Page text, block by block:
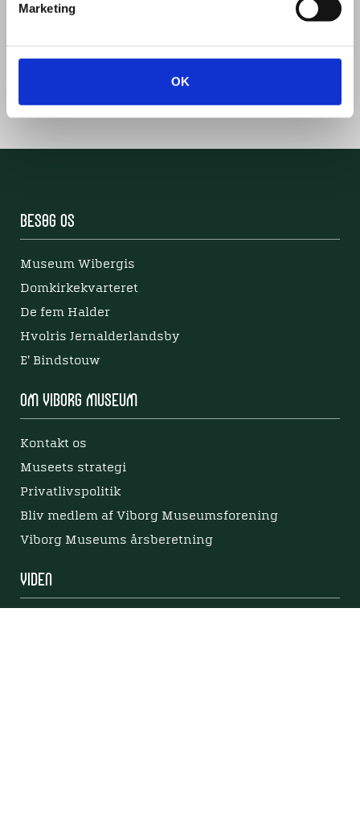
Marketing
OK
Del denne artikel med andre:
Besøg os
Museum Wibergis
Domkirkekvarteret
De fem Halder
Hvolris Jernalderlandsby
E' Bindstouw
Om Viborg Museum
Kontakt os
Museets strategi
Privatlivspolitik
Bliv medlem af Viborg Museumsforening
Viborg Museums årsberetning
Viden